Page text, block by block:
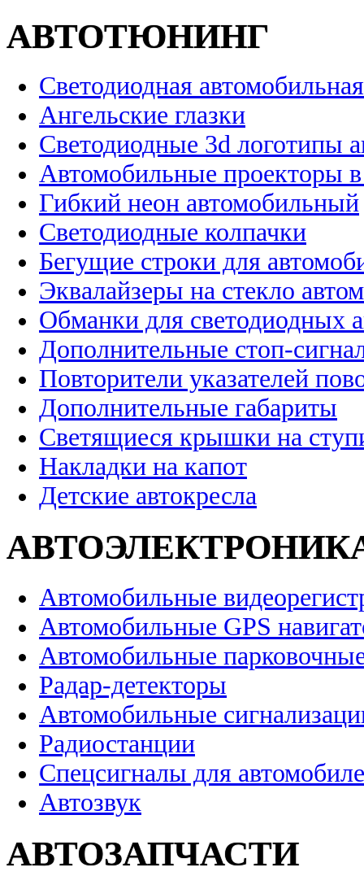
АВТОТЮНИНГ
Светодиодная
Ангельские глазки
Светодиодные 3d логотипы
Автомобильные проекторы
Гибкий неон автомобильный
Светодиодные колпачки
Бегущие строки для
Эквалайзеры на стекло
Обманки для светодиодных
Дополнительные стоп-
Повторители указателей
Дополнительные габариты
Светящиеся крышки на
Накладки на капот
Детские автокресла
Автомобильные
Автомобильные GPS
Автомобильные
Радар-детекторы
Автомобильные
Радиостанции
Спецсигналы для
Автозвук
АВТОЗАПЧАСТИ